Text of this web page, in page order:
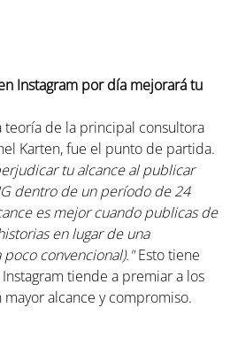
Instagram por día mejorará tu
teoría de la principal consultora
Karten, fue el punto de partida.
tu alcance al publicar
dentro de un período de 24
es mejor cuando publicas de
en lugar de una
convencional)." Esto tiene
tiende a premiar a los
mayor alcance y compromiso.